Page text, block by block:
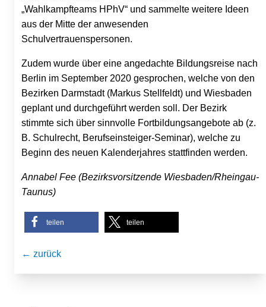
„Wahlkampfteams HPhV“ und sammelte weitere Ideen
aus der Mitte der anwesenden
Schulvertrauenspersonen.
Zudem wurde über eine angedachte Bildungsreise nach
Berlin im September 2020 gesprochen, welche von den
Bezirken Darmstadt (Markus Stellfeldt) und Wiesbaden
geplant und durchgeführt werden soll. Der Bezirk
stimmte sich über sinnvolle Fortbildungsangebote ab (z.
B. Schulrecht, Berufseinsteiger-Seminar), welche zu
Beginn des neuen Kalenderjahres stattfinden werden.
Annabel Fee (Bezirksvorsitzende Wiesbaden/Rheingau-
Taunus)
teilen teilen
← zurück